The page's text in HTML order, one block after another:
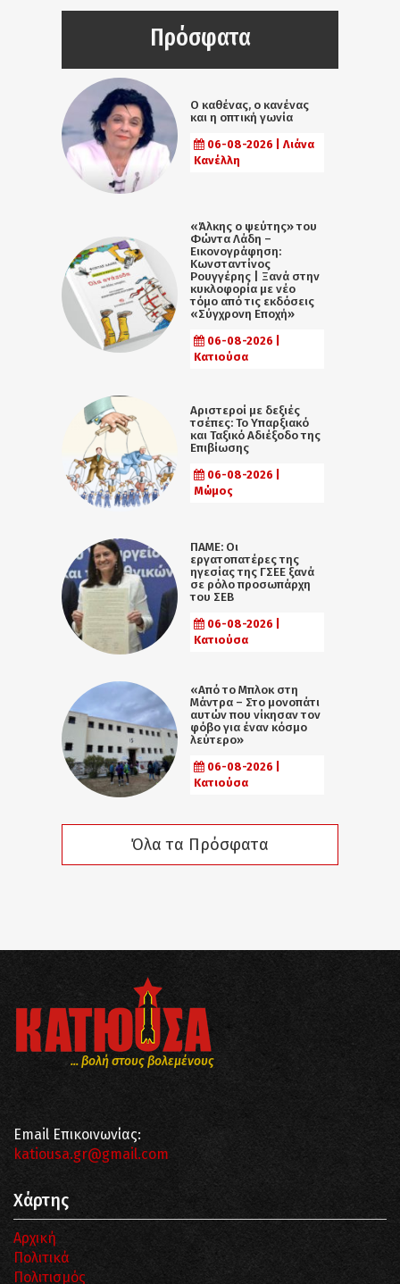
Πρόσφατα
Ο καθένας, ο κανένας
και η οπτική γωνία
06-08-2026 | Λιάνα
Κανέλλη
«Άλκης ο ψεύτης» του
Φώντα Λάδη –
Εικονογράφηση:
Κωνσταντίνος
Ρουγγέρης | Ξανά στην
κυκλοφορία με νέο
τόμο από τις εκδόσεις
«Σύγχρονη Εποχή»
06-08-2026 |
Κατιούσα
Αριστεροί με δεξιές
τσέπες: Το Υπαρξιακό
και Ταξικό Αδιέξοδο της
Επιβίωσης
06-08-2026 |
Μώμος
ΠΑΜΕ: Οι
εργατοπατέρες της
ηγεσίας της ΓΣΕΕ ξανά
σε ρόλο προσωπάρχη
του ΣΕΒ
06-08-2026 |
Κατιούσα
«Από το Μπλοκ στη
Μάντρα – Στο μονοπάτι
αυτών που νίκησαν τον
φόβο για έναν κόσμο
λεύτερο»
06-08-2026 |
Κατιούσα
Όλα τα Πρόσφατα
... βολή στους βολεμένους
Email Επικοινωνίας:
katiousa.gr@gmail.com
Χάρτης
Αρχική
Πολιτικά
Πολιτισμός